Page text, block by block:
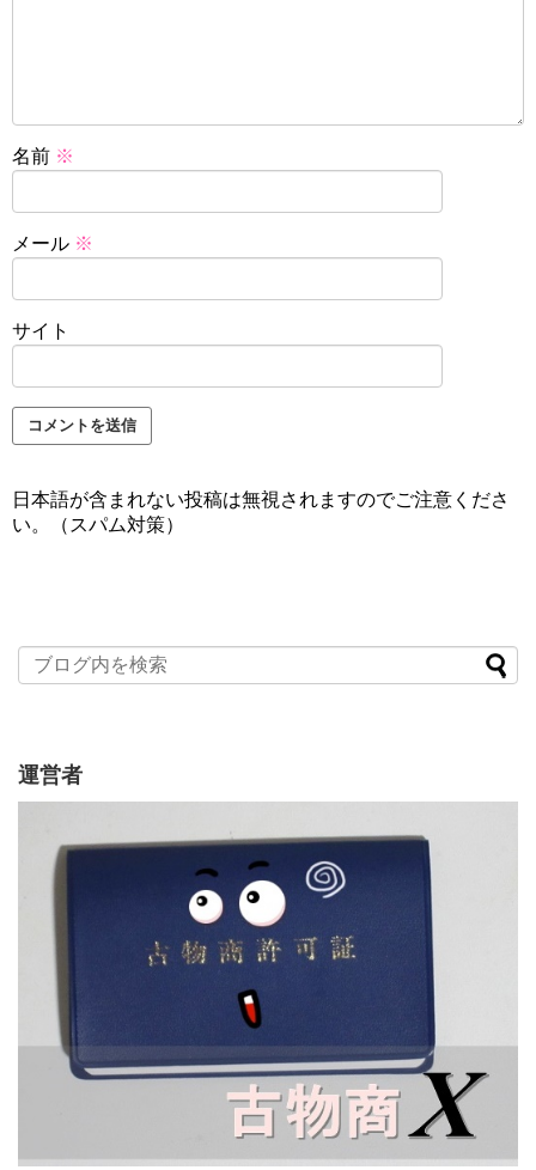
名前 ※
メール ※
サイト
日本語が含まれない投稿は無視されますのでご注意くださ
い。（スパム対策）
運営者